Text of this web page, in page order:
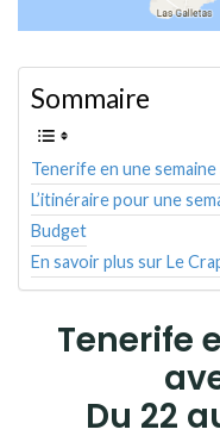
Sommaire
Tenerife en une
L’itinéraire pour une
Budget
En savoir plus sur Le
Tenerife
Du 22